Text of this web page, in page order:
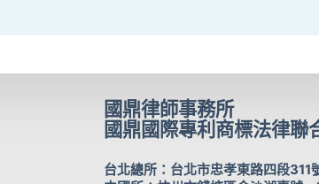
國鼎律師事務所
國鼎國際專利商標法律聯
台北總所：台北市忠孝東路四段311